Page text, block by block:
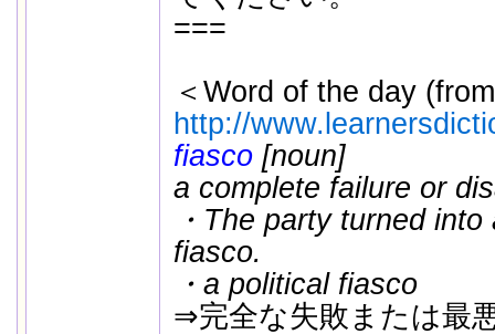
===
＜Word of the day (from
http://
fiasco[noun]
a complete failure or
・The party turned
fiasco.
・a political fiasco
⇒完全な失敗または最